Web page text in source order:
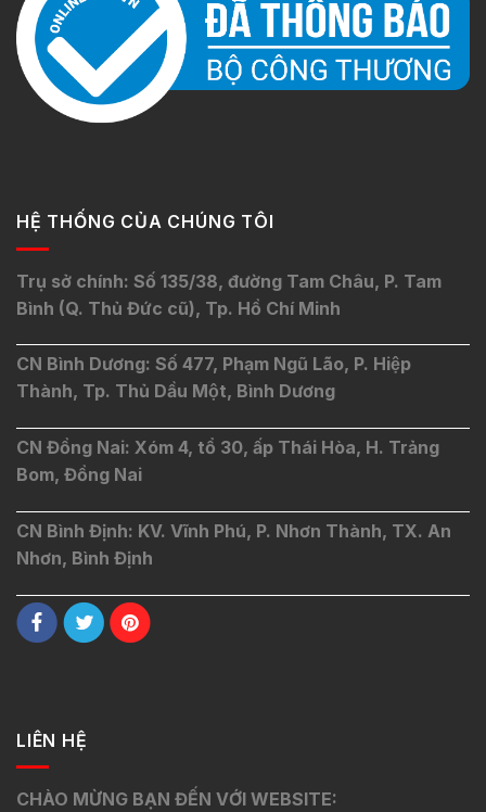
HỆ THỐNG CỦA CHÚNG TÔI
Trụ sở chính: Số 135/38, đường Tam Châu, P. Tam
Bình (Q. Thủ Đức cũ), Tp. Hồ Chí Minh
CN Bình Dương: Số 477, Phạm Ngũ Lão, P. Hiệp
Thành, Tp. Thủ Dầu Một, Bình Dương
CN Đồng Nai: Xóm 4, tổ 30, ấp Thái Hòa, H. Trảng
Bom, Đồng Nai
CN Bình Định: KV. Vĩnh Phú, P. Nhơn Thành, TX. An
Nhơn, Bình Định
LIÊN HỆ
CHÀO MỪNG BẠN ĐẾN VỚI WEBSITE: